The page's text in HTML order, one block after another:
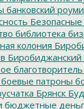
банковский
библиотека
колония
Биробиджанский
боевые патроны
Брянск
бюджетные